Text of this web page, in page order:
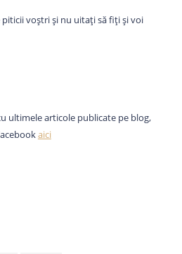
voștri și nu uitați să fiți și voi
ultimele articole publicate pe blog,
aici